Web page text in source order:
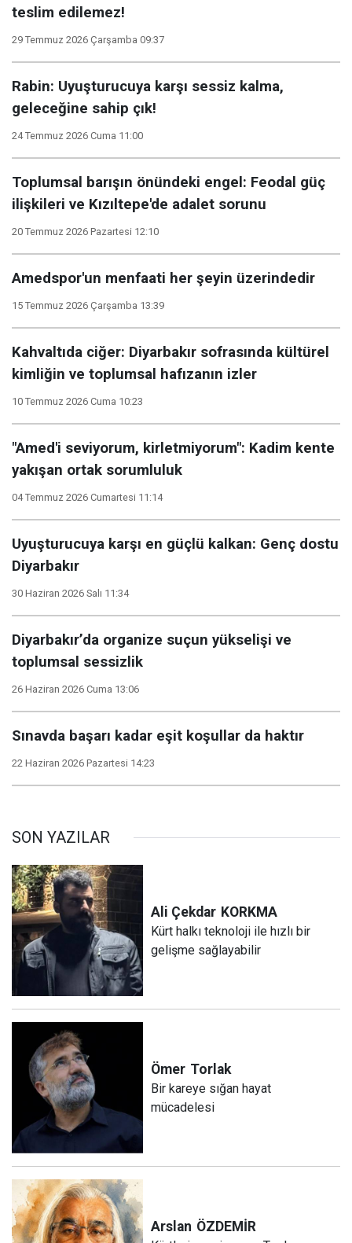
teslim edilemez!
29 Temmuz 2026 Çarşamba 09:37
Rabin: Uyuşturucuya karşı sessiz kalma,
geleceğine sahip çık!
24 Temmuz 2026 Cuma 11:00
Toplumsal barışın önündeki engel: Feodal güç
ilişkileri ve Kızıltepe'de adalet sorunu
20 Temmuz 2026 Pazartesi 12:10
Amedspor'un menfaati her şeyin üzerindedir
15 Temmuz 2026 Çarşamba 13:39
Kahvaltıda ciğer: Diyarbakır sofrasında kültürel
kimliğin ve toplumsal hafızanın izler
10 Temmuz 2026 Cuma 10:23
"Amed'i seviyorum, kirletmiyorum": Kadim kente
yakışan ortak sorumluluk
04 Temmuz 2026 Cumartesi 11:14
Uyuşturucuya karşı en güçlü kalkan: Genç dostu
Diyarbakır
30 Haziran 2026 Salı 11:34
Diyarbakır’da organize suçun yükselişi ve
toplumsal sessizlik
26 Haziran 2026 Cuma 13:06
Sınavda başarı kadar eşit koşullar da haktır
22 Haziran 2026 Pazartesi 14:23
SON YAZILAR
Ali Çekdar KORKMA
Kürt halkı teknoloji ile hızlı bir
gelişme sağlayabilir
Ömer Torlak
Bir kareye sığan hayat
mücadelesi
Arslan ÖZDEMİR